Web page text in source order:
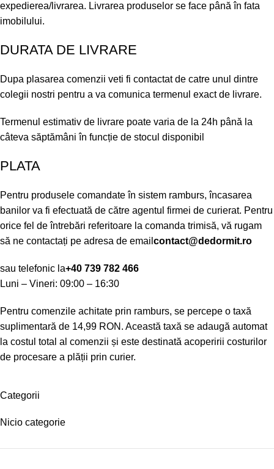
expedierea/livrarea. Livrarea produselor se face până în fata
imobilului.
DURATA DE LIVRARE
Dupa plasarea comenzii veti fi contactat de catre unul dintre
colegii nostri pentru a va comunica termenul exact de livrare.
Termenul estimativ de livrare poate varia de la 24h până la
câteva săptămâni în funcție de stocul disponibil
PLATA
Pentru produsele comandate în sistem ramburs, încasarea
banilor va fi efectuată de către agentul firmei de curierat. Pentru
orice fel de întrebări referitoare la comanda trimisă, vă rugam
să ne contactați pe adresa de email contact@dedormit.ro
sau telefonic la+40 739 782 466
Luni – Vineri: 09:00 – 16:30
Pentru comenzile achitate prin ramburs, se percepe o taxă
suplimentară de 14,99 RON. Această taxă se adaugă automat
la costul total al comenzii și este destinată acoperirii costurilor
de procesare a plății prin curier.
Categorii
Nicio categorie